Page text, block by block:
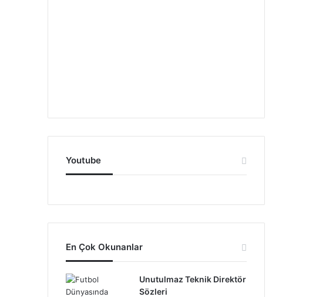
Youtube
En Çok Okunanlar
Unutulmaz Teknik Direktör
Sözleri